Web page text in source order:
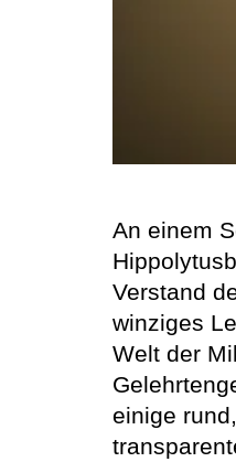
An einem
Verstand
winziges
Welt der
einige